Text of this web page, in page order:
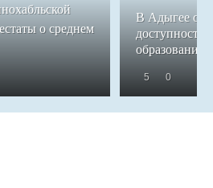
о среднем
В Адыгее
доступность
образования
5 0